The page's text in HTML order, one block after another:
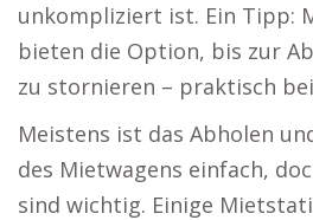
unkompliziert ist. Ein Tipp:
bieten die Option, bis zur
zu stornieren – praktisch
Meistens ist das Abholen
des Mietwagens einfach,
sind wichtig. Einige